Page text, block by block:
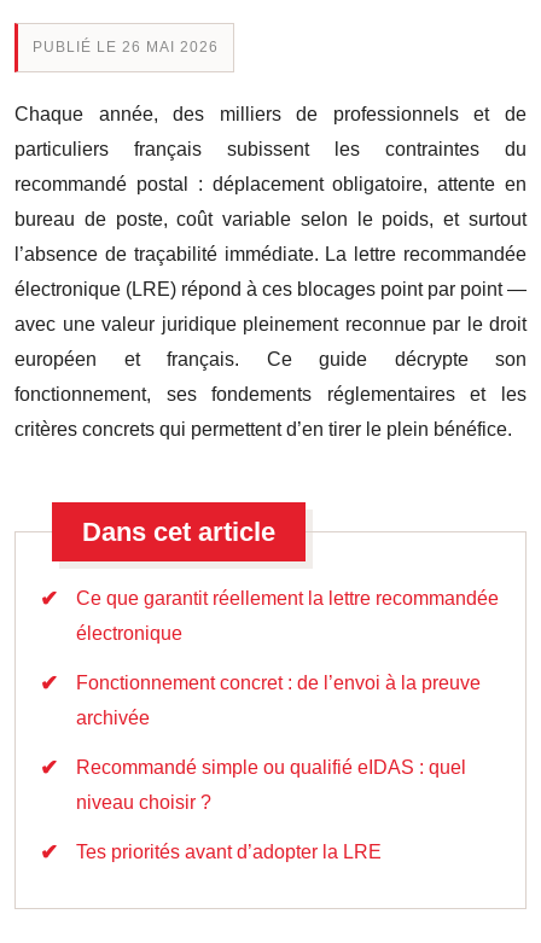
PUBLIÉ LE 26 MAI 2026
Chaque année, des milliers de professionnels et de
particuliers français subissent les contraintes du
recommandé postal : déplacement obligatoire, attente en
bureau de poste, coût variable selon le poids, et surtout
l’absence de traçabilité immédiate. La lettre recommandée
électronique (LRE) répond à ces blocages point par point —
avec une valeur juridique pleinement reconnue par le droit
européen et français. Ce guide décrypte son
fonctionnement, ses fondements réglementaires et les
critères concrets qui permettent d’en tirer le plein bénéfice.
Dans cet article
Ce que garantit réellement la lettre recommandée
électronique
Fonctionnement concret : de l’envoi à la preuve
archivée
Recommandé simple ou qualifié eIDAS : quel
niveau choisir ?
Tes priorités avant d’adopter la LRE